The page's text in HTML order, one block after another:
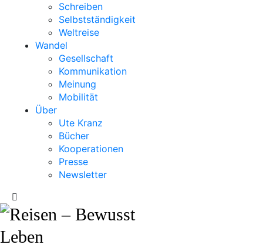
Schreiben
Selbstständigkeit
Weltreise
Wandel
Gesellschaft
Kommunikation
Meinung
Mobilität
Über
Ute Kranz
Bücher
Kooperationen
Presse
Newsletter